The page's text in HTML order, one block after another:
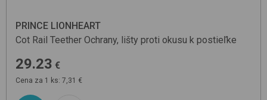
PRINCE LIONHEART
Cot Rail Teether Ochrany, lišty proti okusu k postieľke
29.23 €
Cena za 1 ks: 7,31 €